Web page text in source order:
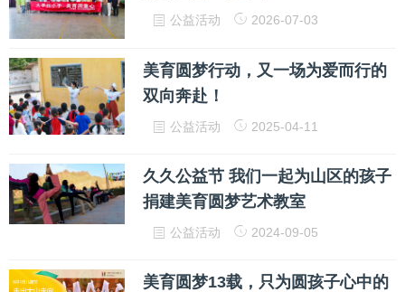
公益活动 2026-07-03
美育圆梦行动，又一场为爱而行的
双向奔赴！
公益活动 2025-04-11
久久公益节 我们一起为山区的孩子
捐建美育圆梦艺术教室
公益活动 2024-09-05
美育圆梦13载，只为圆孩子心中的